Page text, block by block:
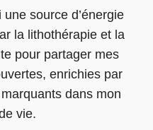
source d’énergie
la lithothérapie et la
pour partager mes
enrichies par
dans mon
vie.